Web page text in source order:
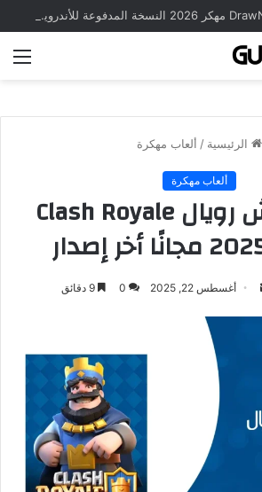
تحميل تطبيق DrawNote مهكر 2026 النسخة المدفوعة للأندرويد مجاناً
الرئيسية / ألعاب مهكرة
ألعاب مهكرة
تنزيل كلاش رويال Clash Royale
أرسلأغسطس 22, 2025 0 9 دقائق